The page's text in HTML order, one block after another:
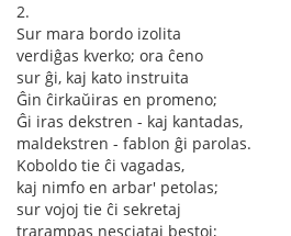
2.
Sur mara bordo izolita
verdiĝas kverko; ora ĉeno
sur ĝi, kaj kato instruita
Ĝin ĉirkaŭiras en promeno;
Ĝi iras dekstren - kaj kantadas,
maldekstren - fablon ĝi parolas.
Koboldo tie ĉi vagadas,
kaj nimfo en arbar' petolas;
sur vojoj tie ĉi sekretaj
trarampas nesciataj bestoj;